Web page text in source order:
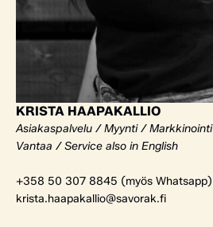
KRISTA HAAPAKALLIO
Asiakaspalvelu / Myynti / Markkinointi
Vantaa / Service also in English
+358 50 307 8845 (myös Whatsapp)
krista.haapakallio@savorak.fi